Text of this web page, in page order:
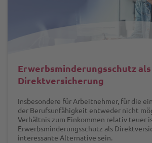
Erwerbsminderungsschutz als
Direktversicherung
Insbesondere für Arbeitnehmer, für die
der Berufsunfähigkeit entweder nicht
Verhältnis zum Einkommen relativ teuer
Erwerbsminderungsschutz als
interessante Alternative sein.